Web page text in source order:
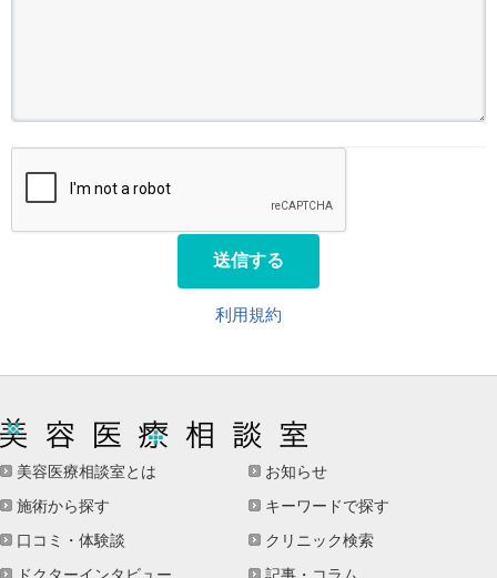
送信する
利用規約
美容医療相談室とは
お知らせ
施術から探す
キーワードで探す
口コミ・体験談
クリニック検索
ドクターインタビュー
記事・コラム